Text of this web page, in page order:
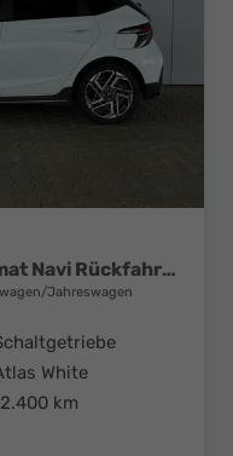
1.2 MPI N-Line / LED Tempomat Navi Rückfahrkamera Alu 17"
Jahreswagen
White
km